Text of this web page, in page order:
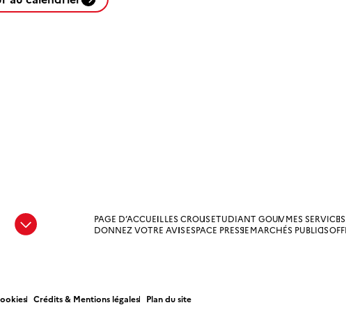
PAGE D’ACCUEIL LES CROUSETUDIANT GOUVMES SERVICES
DONNEZ VOTRE AVISESPACE PRESSEMARCHÉS PUBLICS
Crédits & Mentions légales Plan du site